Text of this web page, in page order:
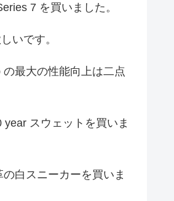
7 を買いました。
いです。
最大の性能向上は二点
year スウェットを買いま
白スニーカーを買いま